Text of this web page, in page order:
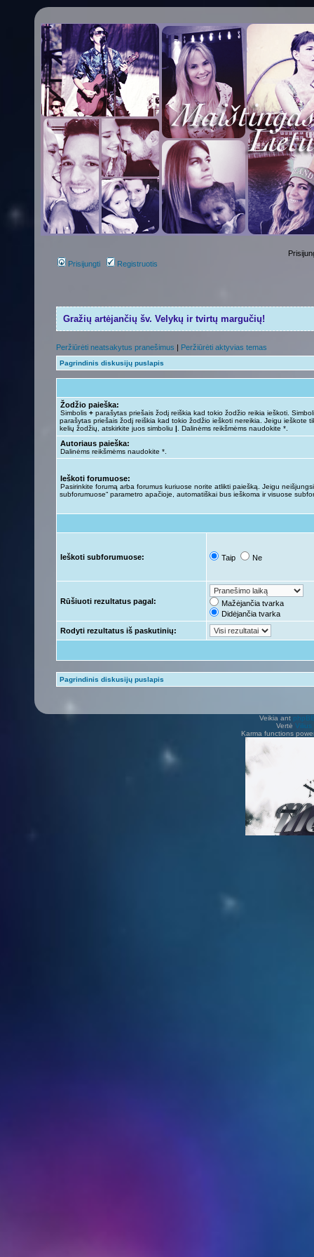
Prisijungti Registruotis
Gražių artėjančių šv. Velykų ir tvirtų margučių!
Peržiūrėti neatsakytus pranešimus | Peržiūrėti aktyvias temas
Pagrindinis diskusijų puslapis
Žodžio paieška:
Simbolis + parašytas priešais žodį reiškia kad tokio žodžio reikia ieškoti.
parašytas priešais žodį reiškia kad tokio žodžio ieškoti nereikia. Jeigu ieškote
kelių žodžių, atskirkite juos simboliu | . Dalinėms reikšmėms naudokite *.
Autoriaus paieška:
Dalinėms reikšmėms naudokite *.
Ieškoti forumuose:
Pasirinkite forumą arba forumus kuriuose norite atlikti paiešką. Jeigu
subforumuose“ parametro apačioje, automatiškai bus ieškoma ir visuose
Ieškoti subforumuose: Taip Ne
Rūšiuoti rezultatus pagal:
Mažėjančia tvarka
Didėjančia tvarka
Rodyti rezultatus iš paskutinių:
Pagrindinis diskusijų puslapis
Veikia ant
Vertė Vilius
Karma functions